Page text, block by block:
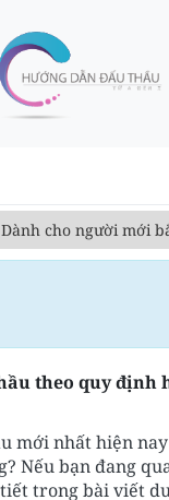
cho người mới
theo quy định
nhất hiện nay
Nếu bạn đang
trong bài viết